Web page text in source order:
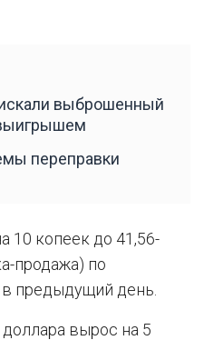
выброшенный
переправки
10 копеек до 41,56-
продажа) по
предыдущий день.
вырос на 5